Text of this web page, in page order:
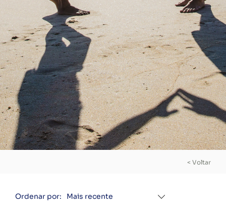
< Voltar
Ordenar por: